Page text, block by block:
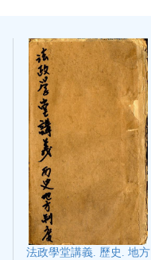
法政學堂講義. 歷史. 地方